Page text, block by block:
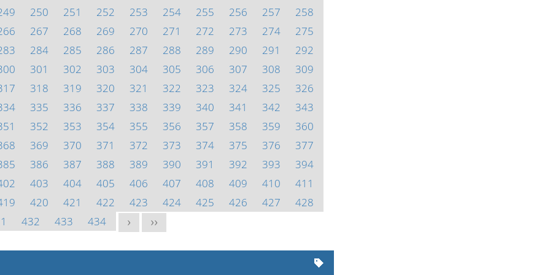
250 251 252 253 254 255 256 257
258
267 268 269 270 271 272 273 274
275
284 285 286 287 288 289 290 291
292
301 302 303 304 305 306 307 308
309
318 319 320 321 322 323 324 325
326
335 336 337 338 339 340 341 342
343
352 353 354 355 356 357 358 359
360
369 370 371 372 373 374 375 376
377
386 387 388 389 390 391 392 393
394
403 404 405 406 407 408 409 410
411
420 421 422 423 424 425 426 427
428
432 433 434 > >>